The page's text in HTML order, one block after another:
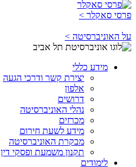
פרסי סאקלר >
על האוניברסיטה >
מידע כללי
יצירת קשר ודרכי הגעה
אלפון
דרושים
נהלי האוניברסיטה
מכרזים
מידע לשעת חירום
מבקרת האוניברסיטה
תקנון משמעת ופסקי דין
לימודים